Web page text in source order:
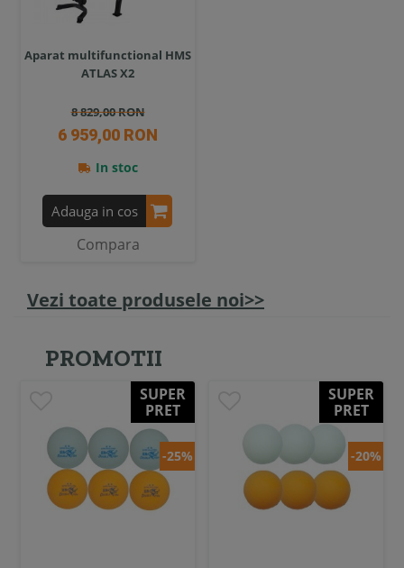
Aparat multifunctional HMS
ATLAS X2
8 829,00 RON
6 959,00 RON
In stoc
Adauga in cos
Compara
Vezi toate produsele noi>>
PROMOTII
SUPER
PRET
-25%
SUPER
PRET
-20%